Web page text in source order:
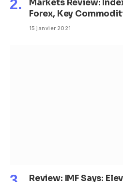
Markets Review:
Forex, Key
15 janvier 2021
Review: IMF Says: